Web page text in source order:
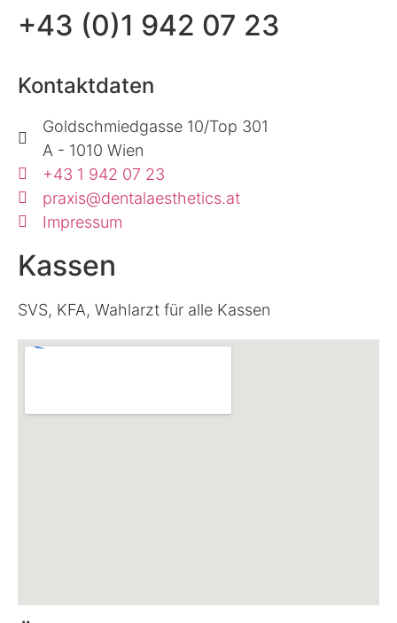
+43 (0)1 942 07 23
Kontaktdaten
Goldschmiedgasse 10/Top 301
A - 1010 Wien
+43 1 942 07 23
praxis@dentalaesthetics.at
Impressum
Kassen
SVS, KFA, Wahlarzt für alle Kassen